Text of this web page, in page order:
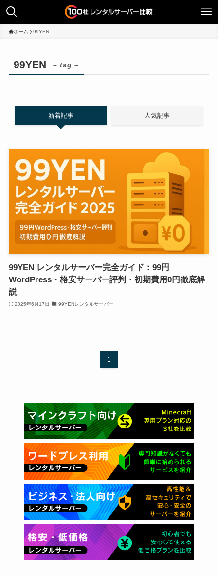
ホーム 99YEN
99YEN – tag –
新着記事 人気記事
99YEN レンタルサーバー完全ガイド：99円
WordPress・格安サーバー評判・初期費用0円徹底解
説
2025年6月17日 99YENレンタルサーバー
1